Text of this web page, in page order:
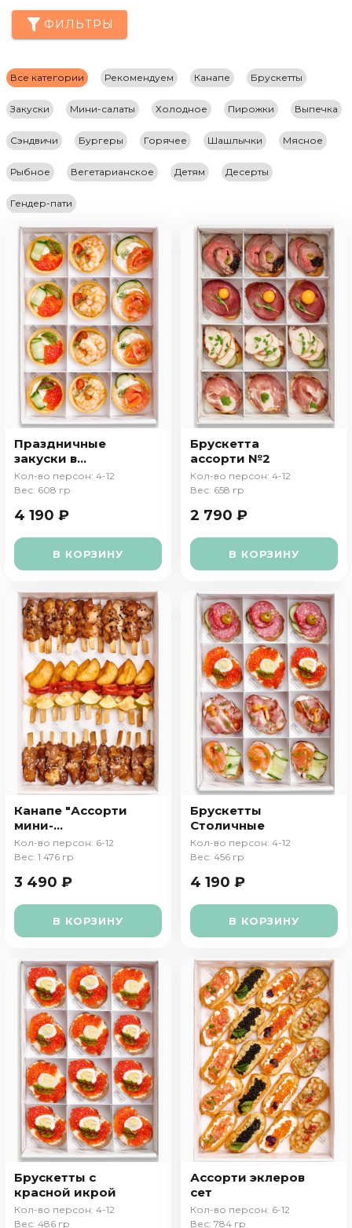
ФИЛЬТРЫ
Все категории Рекомендуем Канапе Брускетты
Закуски Мини-салаты Холодное Пирожки Выпечка
Сэндвичи Бургеры Горячее Шашлычки Мясное
Рыбное Вегетарианское Детям Десерты
Гендер-пати
Праздничные
закуски в
тарталетках
Кол-во персон: 4-12
Вес: 608 гр
4 190 ₽
В КОРЗИНУ
Брускетта
ассорти №2
Кол-во персон: 4-12
Вес: 658 гр
2 790 ₽
В КОРЗИНУ
Канапе "Ассорти
мини-
шашлычков"
Кол-во персон: 6-12
Вес: 1 476 гр
3 490 ₽
В КОРЗИНУ
Брускетты
Столичные
Кол-во персон: 4-12
Вес: 456 гр
4 190 ₽
В КОРЗИНУ
Брускетты с
красной икрой
Кол-во персон: 4-12
Вес: 486 гр
Ассорти эклеров
сет
Кол-во персон: 6-12
Вес: 784 гр